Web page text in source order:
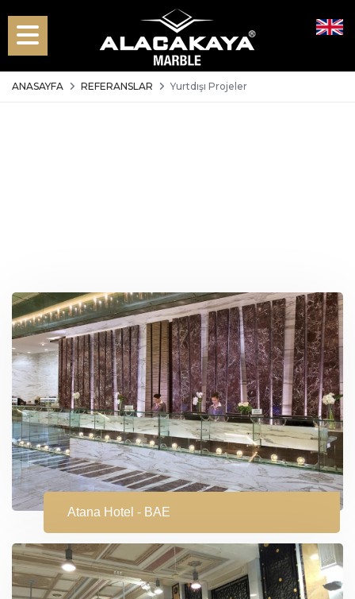
ANASAYFA REFERANSLAR Yurtdışı Projeler
Atana Hotel - BAE